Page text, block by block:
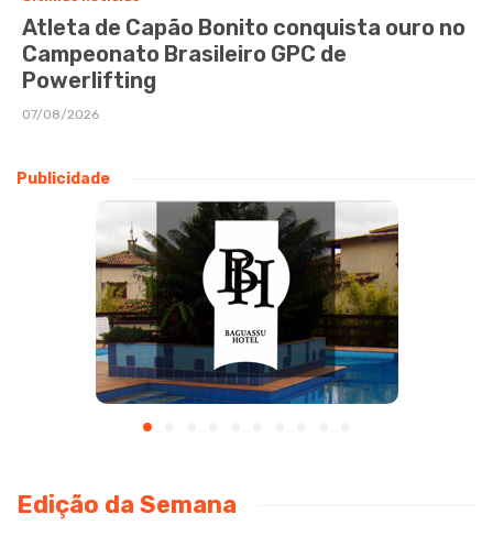
Atleta de Capão Bonito conquista ouro no
Campeonato Brasileiro GPC de
Powerlifting
07/08/2026
Publicidade
Edição da Semana